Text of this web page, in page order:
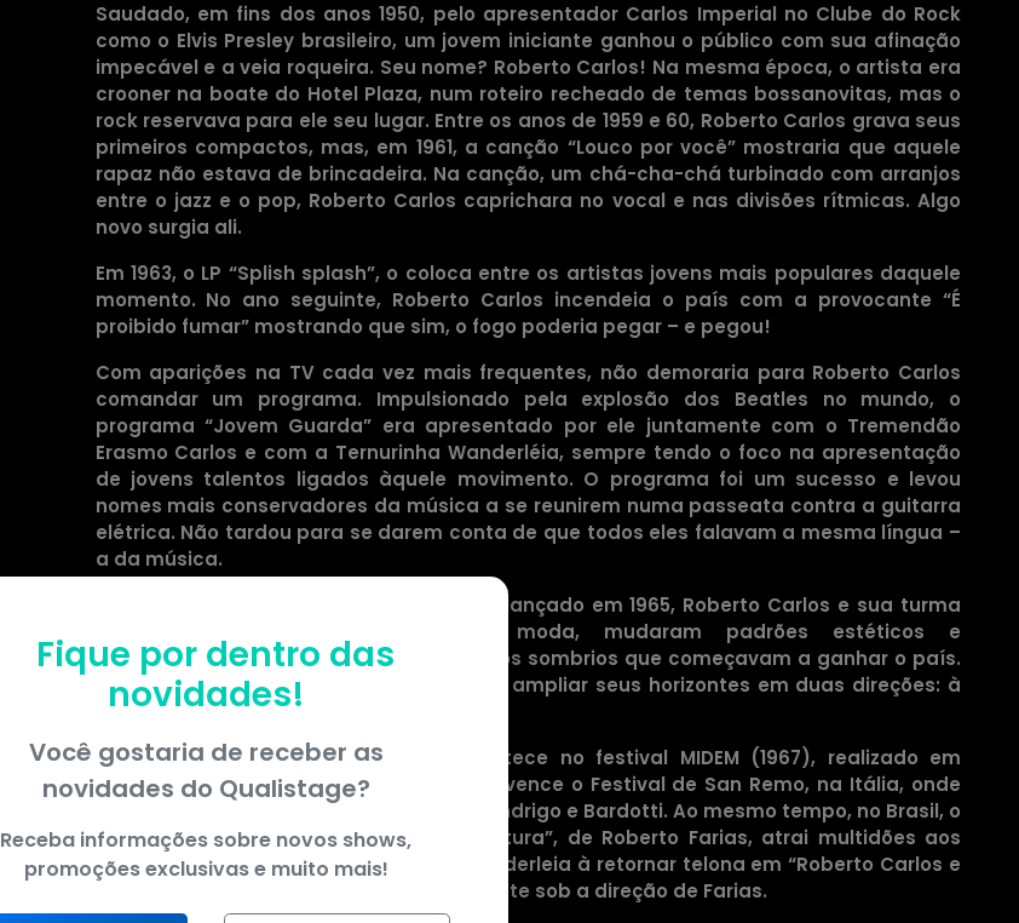
Saudado, em fins dos anos 1950, pelo apresentador Carlos Imperial no Clube do Rock
como o Elvis Presley brasileiro, um jovem iniciante ganhou o público com sua afinação
impecável e a veia roqueira. Seu nome? Roberto Carlos! Na mesma época, o artista era
crooner na boate do Hotel Plaza, num roteiro recheado de temas bossanovitas, mas o
rock reservava para ele seu lugar. Entre os anos de 1959 e 60, Roberto Carlos grava seus
primeiros compactos, mas, em 1961, a canção “Louco por você” mostraria que aquele
rapaz não estava de brincadeira. Na canção, um chá-cha-chá turbinado com arranjos
entre o jazz e o pop, Roberto Carlos caprichara no vocal e nas divisões rítmicas. Algo
novo surgia ali.
Em 1963, o LP “Splish splash”, o coloca entre os artistas jovens mais populares daquele
momento. No ano seguinte, Roberto Carlos incendeia o país com a provocante “É
proibido fumar” mostrando que sim, o fogo poderia pegar – e pegou!
Com aparições na TV cada vez mais frequentes, não demoraria para Roberto Carlos
comandar um programa. Impulsionado pela explosão dos Beatles no mundo, o
programa “Jovem Guarda” era apresentado por ele juntamente com o Tremendão
Erasmo Carlos e com a Ternurinha Wanderléia, sempre tendo o foco na apresentação
de jovens talentos ligados àquele movimento. O programa foi um sucesso e levou
nomes mais conservadores da música a se reunirem numa passeata contra a guitarra
elétrica. Não tardou para se darem conta de que todos eles falavam a mesma língua –
a da música.
Com a Jovem Guarda, que inspirou o LP lançado em 1965, Roberto Carlos e sua turma
revolucionaram a música, ditaram moda, mudaram padrões estéticos e
comportamentais e iluminaram os tempos sombrios que começavam a ganhar o país.
O fim dos anos 1960 faria Roberto Carlos ampliar seus horizontes em duas direções: à
carreira internacional e ao Cinema.
Sua primeira aparição na Europa acontece no festival MIDEM (1967), realizado em
Cannes, na França. No ano seguinte, ele vence o Festival de San Remo, na Itália, onde
defendeu “Canzone per te”, dos Sergios Endrigo e Bardotti. Ao mesmo tempo, no Brasil, o
filme “Roberto Carlos em ritmo de aventura”, de Roberto Farias, atrai multidões aos
cinemas, levando Roberto, Erasmo e Wanderleia à retornar telona em “Roberto Carlos e
o diamante cor-de-rosa” (1970), novamente sob a direção de Farias.
Fique por dentro das
novidades!
Você gostaria de receber as
novidades do Qualistage?
Receba informações sobre novos shows,
promoções exclusivas e muito mais!